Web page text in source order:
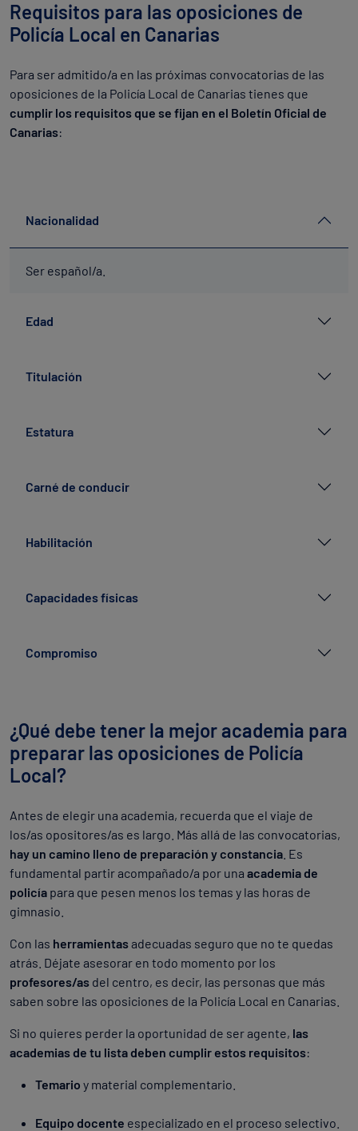
Requisitos para las oposiciones de
Policía Local en Canarias
Para ser admitido/a en las próximas convocatorias de las
oposiciones de la Policía Local de Canarias tienes que
cumplir los requisitos que se fijan en el Boletín Oficial de
Canarias:
Nacionalidad
Ser español/a.
Edad
Titulación
Estatura
Carné de conducir
Habilitación
Capacidades físicas
Compromiso
¿Qué debe tener la mejor academia para
preparar las oposiciones de Policía
Local?
Antes de elegir una academia, recuerda que el viaje de
los/as opositores/as es largo. Más allá de las convocatorias,
hay un camino lleno de preparación y constancia . Es
fundamental partir acompañado/a por una academia de
policía para que pesen menos los temas y las horas de
gimnasio.
Con las herramientasadecuadas seguro que no te quedas
atrás. Déjate asesorar en todo momento por los
profesores/as del centro, es decir, las personas que más
saben sobre las oposiciones de la Policía Local en Canarias.
Si no quieres perder la oportunidad de ser agente, las
academias de tu lista deben cumplir estos requisitos:
Temario y material complementario.
Equipo docente especializado en el proceso selectivo.